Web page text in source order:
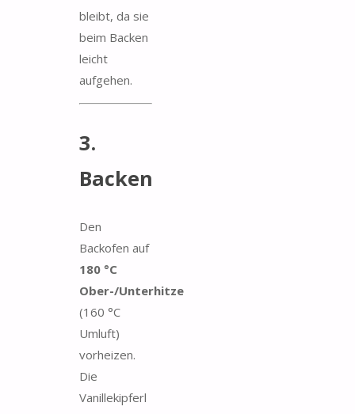
bleibt, da sie
beim Backen
leicht
aufgehen.
3.
Backen
Den
Backofen auf
180 °C
Ober-/Unterhitze
(160 °C
Umluft)
vorheizen.
Die
Vanillekipferl